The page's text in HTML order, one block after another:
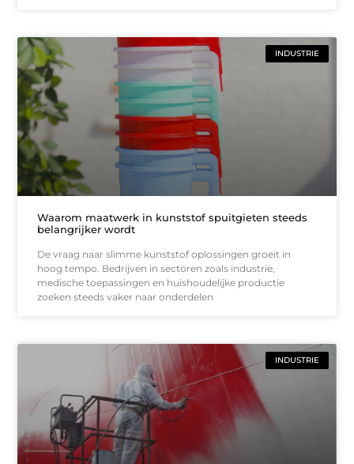
INDUSTRIE
Waarom maatwerk in kunststof spuitgieten steeds
belangrijker wordt
De vraag naar slimme kunststof oplossingen groeit in
hoog tempo. Bedrijven in sectoren zoals industrie,
medische toepassingen en huishoudelijke productie
zoeken steeds vaker naar onderdelen
INDUSTRIE